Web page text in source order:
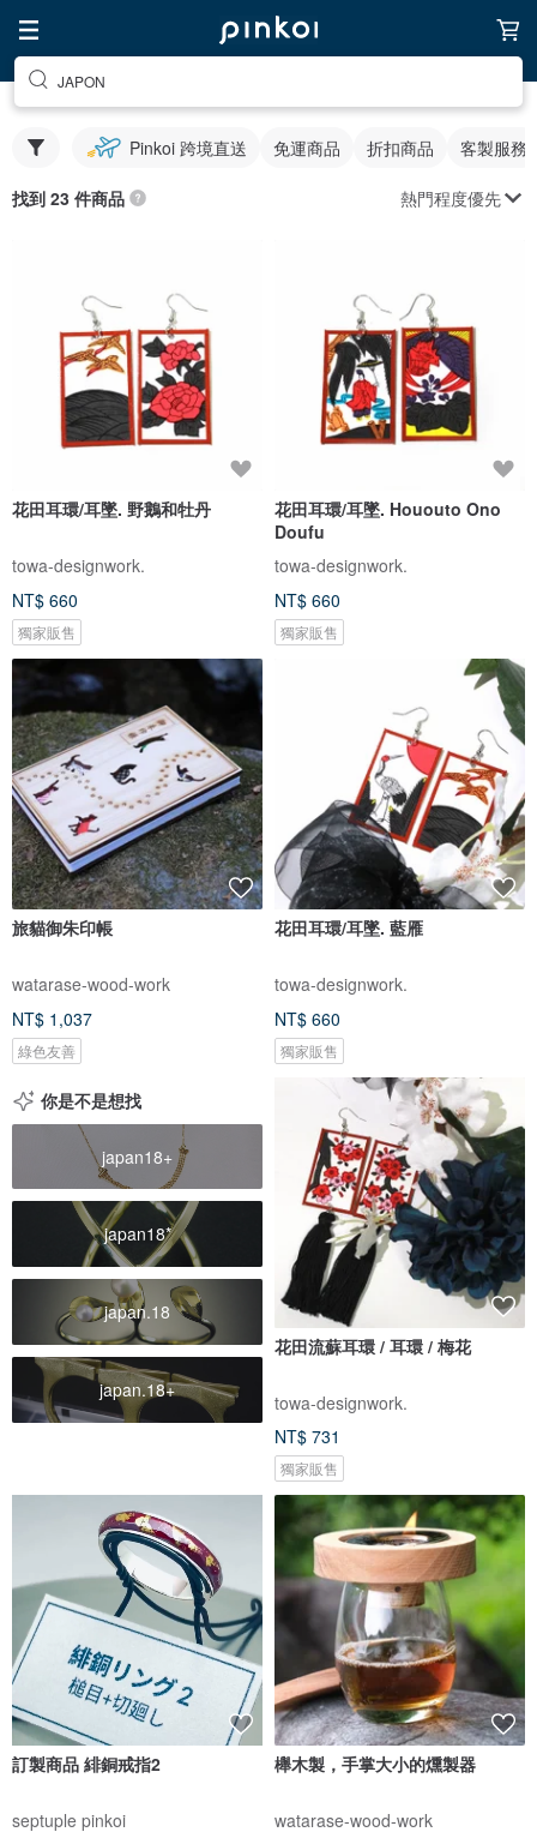
JAPON
Pinkoi 跨境直送 免運商品 折扣商品 客製服務
找到 23 件商品 熱門程度優先
花田耳環/耳墜. 野鵝和牡丹
towa-designwork.
NT$ 660
獨家販售
花田耳環/耳墜. Hououto Ono
Doufu
towa-designwork.
NT$ 660
獨家販售
旅貓御朱印帳
watarase-wood-work
NT$ 1,037
綠色友善
花田耳環/耳墜. 藍雁
towa-designwork.
NT$ 660
獨家販售
你是不是想找
japan18+
japan18*
japan.18
japan.18+
花田流蘇耳環 / 耳環 / 梅花
towa-designwork.
NT$ 731
獨家販售
訂製商品 緋銅戒指2
septuple pinkoi
櫸木製，手掌大小的燻製器
watarase-wood-work